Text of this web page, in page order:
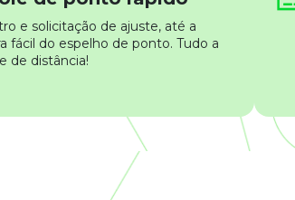
e solicitação de ajuste, até a
fácil do espelho de ponto. Tudo a
de distância!